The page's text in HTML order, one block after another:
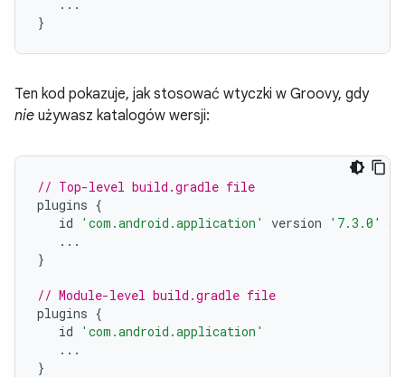
...
}
Ten kod pokazuje, jak stosować wtyczki w Groovy, gdy
nie używasz katalogów wersji:
// Top-level build.gradle file
plugins {
id
'com.android.application' version '7.3.0'
...
}
// Module-level build.gradle file
plugins {
id
'com.android.application'
...
}